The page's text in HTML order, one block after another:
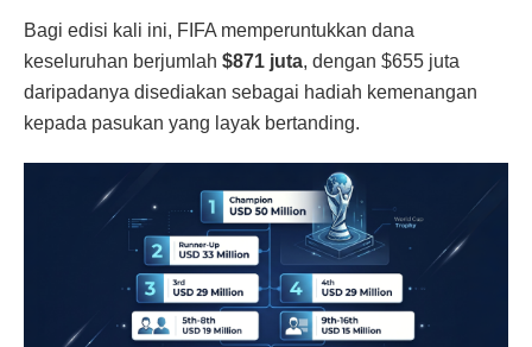
Bagi edisi kali ini, FIFA memperuntukkan dana
keseluruhan berjumlah $871 juta, dengan $655 juta
daripadanya disediakan sebagai hadiah kemenangan
kepada pasukan yang layak bertanding.